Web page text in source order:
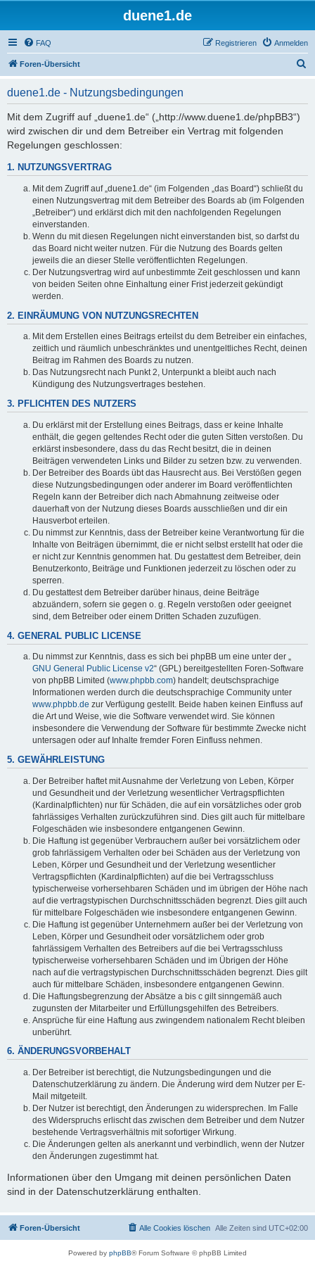
duene1.de
FAQ Anmelden
Registrieren
Foren-Übersicht
duene1.de - Nutzungsbedingungen
Mit dem Zugriff auf „duene1.de“ („http://www.duene1.de/phpBB3“)
wird zwischen dir und dem Betreiber ein Vertrag mit folgenden
Regelungen geschlossen:
1. NUTZUNGSVERTRAG
Mit dem Zugriff auf „duene1.de“ (im Folgenden „das Board“) schließt du
einen Nutzungsvertrag mit dem Betreiber des Boards ab (im Folgenden
„Betreiber“) und erklärst dich mit den nachfolgenden Regelungen
einverstanden.
Wenn du mit diesen Regelungen nicht einverstanden bist, so darfst du
das Board nicht weiter nutzen. Für die Nutzung des Boards gelten
jeweils die an dieser Stelle veröffentlichten Regelungen.
Der Nutzungsvertrag wird auf unbestimmte Zeit geschlossen und kann
von beiden Seiten ohne Einhaltung einer Frist jederzeit gekündigt
werden.
2. EINRÄUMUNG VON NUTZUNGSRECHTEN
Mit dem Erstellen eines Beitrags erteilst du dem Betreiber ein einfaches,
zeitlich und räumlich unbeschränktes und unentgeltliches Recht, deinen
Beitrag im Rahmen des Boards zu nutzen.
Das Nutzungsrecht nach Punkt 2, Unterpunkt a bleibt auch nach
Kündigung des Nutzungsvertrages bestehen.
3. PFLICHTEN DES NUTZERS
Du erklärst mit der Erstellung eines Beitrags, dass er keine Inhalte
enthält, die gegen geltendes Recht oder die guten Sitten verstoßen. Du
erklärst insbesondere, dass du das Recht besitzt, die in deinen
Beiträgen verwendeten Links und Bilder zu setzen bzw. zu verwenden.
Der Betreiber des Boards übt das Hausrecht aus. Bei Verstößen gegen
diese Nutzungsbedingungen oder anderer im Board veröffentlichten
Regeln kann der Betreiber dich nach Abmahnung zeitweise oder
dauerhaft von der Nutzung dieses Boards ausschließen und dir ein
Hausverbot erteilen.
Du nimmst zur Kenntnis, dass der Betreiber keine Verantwortung für die
Inhalte von Beiträgen übernimmt, die er nicht selbst erstellt hat oder die
er nicht zur Kenntnis genommen hat. Du gestattest dem Betreiber, dein
Benutzerkonto, Beiträge und Funktionen jederzeit zu löschen oder zu
sperren.
Du gestattest dem Betreiber darüber hinaus, deine Beiträge
abzuändern, sofern sie gegen o. g. Regeln verstoßen oder geeignet
sind, dem Betreiber oder einem Dritten Schaden zuzufügen.
4. GENERAL PUBLIC LICENSE
Du nimmst zur Kenntnis, dass es sich bei phpBB um eine unter der „
GNU General Public License v2“ (GPL) bereitgestellten Foren-Software
von phpBB Limited (www.phpbb.com) handelt; deutschsprachige
Informationen werden durch die deutschsprachige Community unter
www.phpbb.de zur Verfügung gestellt. Beide haben keinen Einfluss auf
die Art und Weise, wie die Software verwendet wird. Sie können
insbesondere die Verwendung der Software für bestimmte Zwecke nicht
untersagen oder auf Inhalte fremder Foren Einfluss nehmen.
5. GEWÄHRLEISTUNG
Der Betreiber haftet mit Ausnahme der Verletzung von Leben, Körper
und Gesundheit und der Verletzung wesentlicher Vertragspflichten
(Kardinalpflichten) nur für Schäden, die auf ein vorsätzliches oder grob
fahrlässiges Verhalten zurückzuführen sind. Dies gilt auch für mittelbare
Folgeschäden wie insbesondere entgangenen Gewinn.
Die Haftung ist gegenüber Verbrauchern außer bei vorsätzlichem oder
grob fahrlässigem Verhalten oder bei Schäden aus der Verletzung von
Leben, Körper und Gesundheit und der Verletzung wesentlicher
Vertragspflichten (Kardinalpflichten) auf die bei Vertragsschluss
typischerweise vorhersehbaren Schäden und im übrigen der Höhe nach
auf die vertragstypischen Durchschnittsschäden begrenzt. Dies gilt auch
für mittelbare Folgeschäden wie insbesondere entgangenen Gewinn.
Die Haftung ist gegenüber Unternehmern außer bei der Verletzung von
Leben, Körper und Gesundheit oder vorsätzlichem oder grob
fahrlässigem Verhalten des Betreibers auf die bei Vertragsschluss
typischerweise vorhersehbaren Schäden und im Übrigen der Höhe
nach auf die vertragstypischen Durchschnittsschäden begrenzt. Dies gilt
auch für mittelbare Schäden, insbesondere entgangenen Gewinn.
Die Haftungsbegrenzung der Absätze a bis c gilt sinngemäß auch
zugunsten der Mitarbeiter und Erfüllungsgehilfen des Betreibers.
Ansprüche für eine Haftung aus zwingendem nationalem Recht bleiben
unberührt.
6. ÄNDERUNGSVORBEHALT
Der Betreiber ist berechtigt, die Nutzungsbedingungen und die
Datenschutzerklärung zu ändern. Die Änderung wird dem Nutzer per E-
Mail mitgeteilt.
Der Nutzer ist berechtigt, den Änderungen zu widersprechen. Im Falle
des Widerspruchs erlischt das zwischen dem Betreiber und dem Nutzer
bestehende Vertragsverhältnis mit sofortiger Wirkung.
Die Änderungen gelten als anerkannt und verbindlich, wenn der Nutzer
den Änderungen zugestimmt hat.
Informationen über den Umgang mit deinen persönlichen Daten
sind in der Datenschutzerklärung enthalten.
Foren-Übersicht Alle Zeiten sind UTC+02:00
Alle Cookies löschen
Powered by phpBB® Forum Software © phpBB Limited